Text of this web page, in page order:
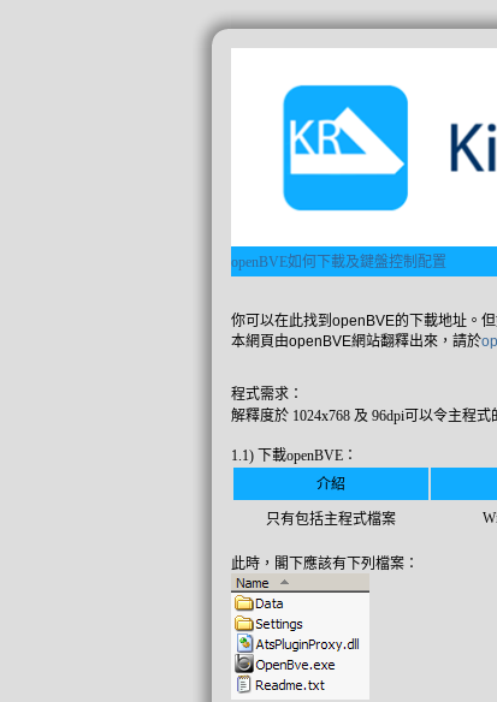
openBVE如何下載及鍵盤控制配置
你可以在此找到openBVE的下載地址。
本網頁由openBVE網站翻釋出來，請於
程式需求：
解釋度於 1024x768 及 96dpi可以令主程
1.1) 下載openBVE：
介紹
只有包括主程式檔案
此時，閣下應該有下列檔案：